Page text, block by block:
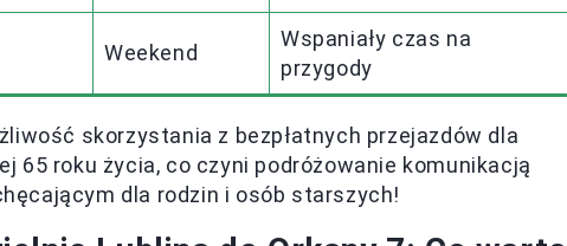
Weekend
Wspaniały czas na
przygody
skorzystania z bezpłatnych przejazdów dla
65 roku życia, co czyni podróżowanie komunikacją
dla rodzin i osób starszych!